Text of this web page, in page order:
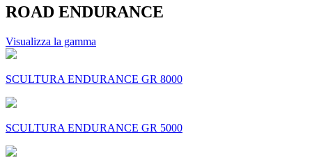
ROAD ENDURANCE
Visualizza la gamma
SCULTURA ENDURANCE GR 8000
SCULTURA ENDURANCE GR 5000